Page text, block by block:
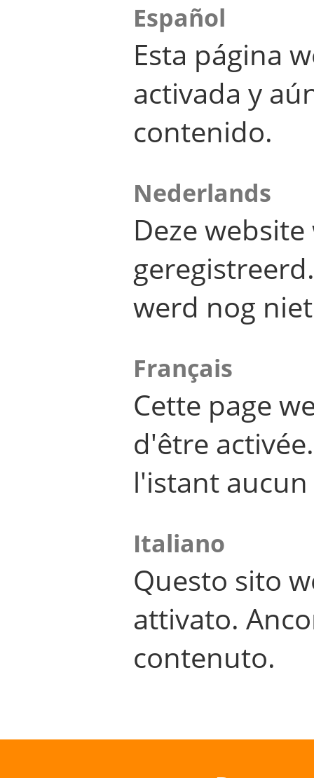
Español
Esta página
activada y
contenido.
Nederlands
Deze
werd nog
Français
Cette page
d'être
l'istant
Italiano
Questo sito
attivato.
contenuto.